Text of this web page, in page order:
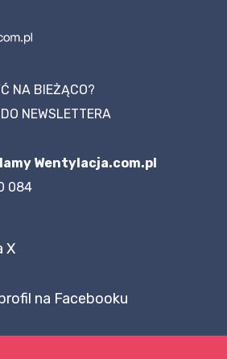
NA BIEŻĄCO?
NEWSLETTERA
Wentylacja.com.pl
084
X
na Facebooku